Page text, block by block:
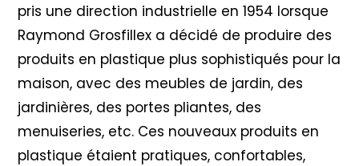
pris une direction industrielle en 1954 lorsque
Raymond Grosfillex a décidé de produire des
produits en plastique plus sophistiqués pour la
maison, avec des meubles de jardin, des
jardinières, des portes pliantes, des
menuiseries, etc. Ces nouveaux produits en
plastique étaient pratiques, confortables,